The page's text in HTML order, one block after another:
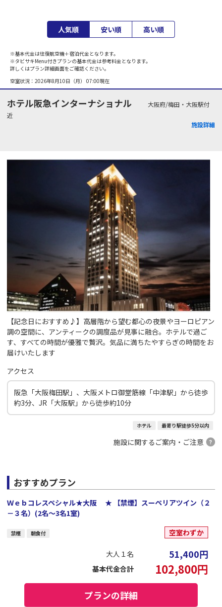
人気順 安い順 高い順
※基本代金は往復航空機＋宿泊代金となります。
※タビサキMenu付きプランの基本代金は参考料金となります。
詳しくはプラン詳細画面をご確認ください。
空室状況： 2026年8月10日（月） 07:00現在
ホテル阪急インターナショナル
大阪府/梅田・大阪駅付
近
施設詳細
【記念日におすすめ♪】高層階から望む都心の夜景やヨーロピアン
調の空間に、アンティークの調度品が見事に融合。ホテルで過ご
す、すべての時間が優雅で贅沢。気品に満ちたやすらぎの時間をお
届けいたします
アクセス
阪急「大阪梅田駅」、大阪メトロ御堂筋線「中津駅」から徒歩
約3分、JR「大阪駅」から徒歩約10分
ホテル 最寄り駅徒歩5分以内
施設に関するご案内・ご注意
おすすめプラン
Ｗｅｂコレスペシャル★大阪 ★ 【禁煙】スーペリアツイン（２
－３名）(2名～3名1室)
禁煙 朝食付 空室わずか
大人１名 51,400円
基本代金合計 102,800円
プランの詳細